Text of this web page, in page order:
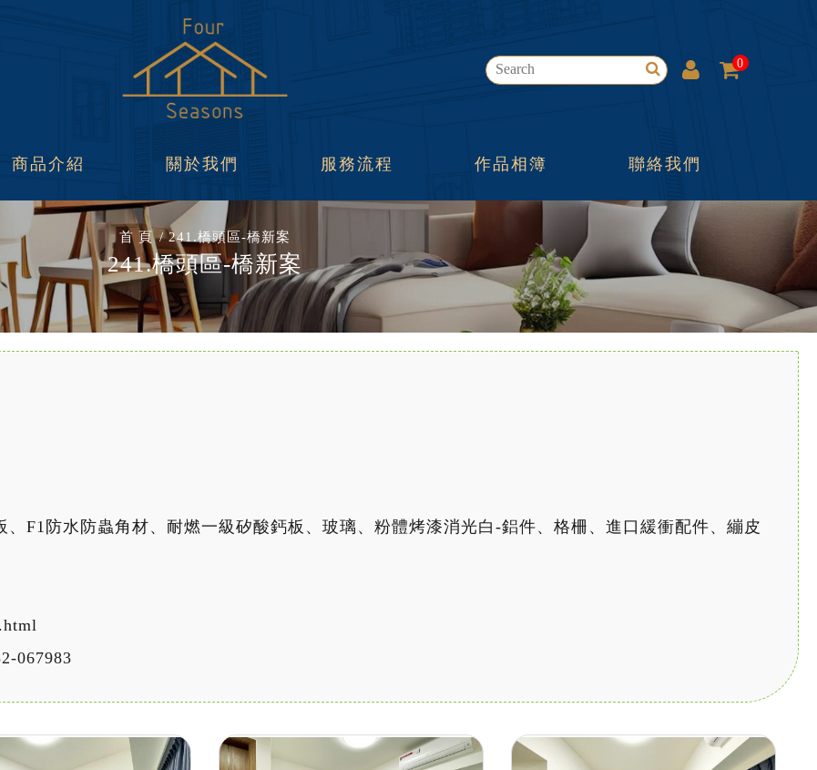
0
商品介紹 關於我們 服務流程 作品相簿 聯絡我們
首 頁 241.橋頭區-橋新案
241.橋頭區-橋新案
F1防水防蟲角材、耐燃一級矽酸鈣板、玻璃、粉體烤漆消光白-鋁件、格柵、進口緩衝配件、繃皮
067983